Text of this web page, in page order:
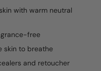
with warm neutral
free
skin to breathe
and retoucher